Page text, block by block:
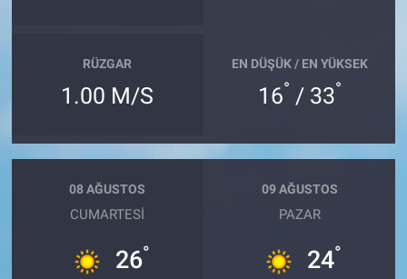
RÜZGAR
1.00 M/S
EN DÜŞÜK / EN YÜKSEK
16° / 33°
08 AĞUSTOS
CUMARTESI
26°
09 AĞUSTOS
PAZAR
24°